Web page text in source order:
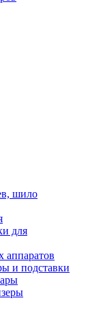
шило
для
и подставки